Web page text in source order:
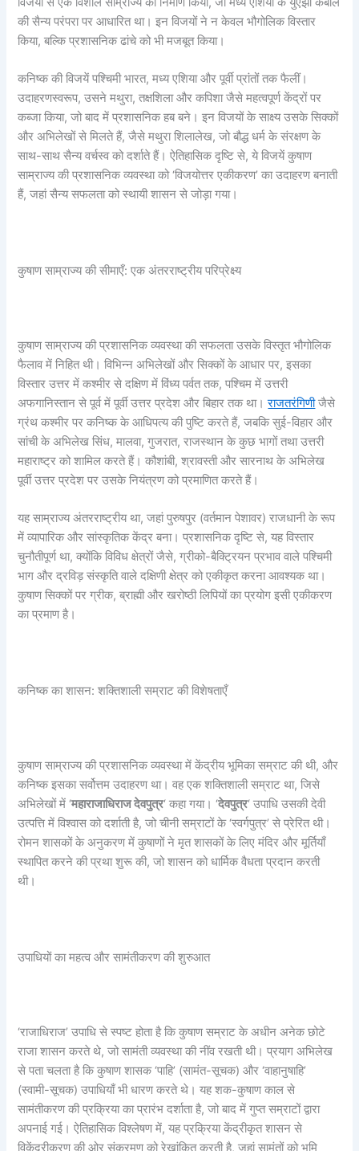
की सैन्य परंपरा पर आधारित था। इन विजयों ने न केवल भौगोलिक विस्तार
किया, बल्कि प्रशासनिक ढांचे को भी मजबूत किया।
कनिष्क की विजयें पश्चिमी भारत, मध्य एशिया और पूर्वी प्रांतों तक फैलीं।
उदाहरणस्वरूप, उसने मथुरा, तक्षशिला और कपिशा जैसे महत्वपूर्ण केंद्रों पर
कब्जा किया, जो बाद में प्रशासनिक हब बने। इन विजयों के साक्ष्य उसके सिक्कों
और अभिलेखों से मिलते हैं, जैसे मथुरा शिलालेख, जो बौद्ध धर्म के संरक्षण के
साथ-साथ सैन्य वर्चस्व को दर्शाते हैं। ऐतिहासिक दृष्टि से, ये विजयें कुषाण
साम्राज्य की प्रशासनिक व्यवस्था को ‘विजयोत्तर एकीकरण’ का उदाहरण बनाती
हैं, जहां सैन्य सफलता को स्थायी शासन से जोड़ा गया।
कुषाण साम्राज्य की सीमाएँ: एक अंतरराष्ट्रीय परिप्रेक्ष्य
कुषाण साम्राज्य की प्रशासनिक व्यवस्था की सफलता उसके विस्तृत भौगोलिक
फैलाव में निहित थी। विभिन्न अभिलेखों और सिक्कों के आधार पर, इसका
विस्तार उत्तर में कश्मीर से दक्षिण में विंध्य पर्वत तक, पश्चिम में उत्तरी
अफगानिस्तान से पूर्व में पूर्वी उत्तर प्रदेश और बिहार तक था।राजतरंगिणीजैसे
ग्रंथ कश्मीर पर कनिष्क के आधिपत्य की पुष्टि करते हैं, जबकि सुई-विहार और
सांची के अभिलेख सिंध, मालवा, गुजरात, राजस्थान के कुछ भागों तथा उत्तरी
महाराष्ट्र को शामिल करते हैं। कौशांबी, श्रावस्ती और सारनाथ के अभिलेख
पूर्वी उत्तर प्रदेश पर उसके नियंत्रण को प्रमाणित करते हैं।
यह साम्राज्य अंतरराष्ट्रीय था, जहां पुरुषपुर (वर्तमान पेशावर) राजधानी के रूप
में व्यापारिक और सांस्कृतिक केंद्र बना। प्रशासनिक दृष्टि से, यह विस्तार
चुनौतीपूर्ण था, क्योंकि विविध क्षेत्रों जैसे, ग्रीको-बैक्ट्रियन प्रभाव वाले पश्चिमी
भाग और द्रविड़ संस्कृति वाले दक्षिणी क्षेत्र को एकीकृत करना आवश्यक था।
कुषाण सिक्कों पर ग्रीक, ब्राह्मी और खरोष्ठी लिपियों का प्रयोग इसी एकीकरण
का प्रमाण है।
कनिष्क का शासन: शक्तिशाली सम्राट की विशेषताएँ
कुषाण साम्राज्य की प्रशासनिक व्यवस्था में केंद्रीय भूमिका सम्राट की थी, और
कनिष्क इसका सर्वोत्तम उदाहरण था। वह एक शक्तिशाली सम्राट था, जिसे
अभिलेखों में ‘महाराजाधिराज देवपुत्र‘ कहा गया। ‘देवपुत्र‘ उपाधि उसकी देवी
उत्पत्ति में विश्वास को दर्शाती है, जो चीनी सम्राटों के ‘स्वर्गपुत्र’ से प्रेरित थी।
रोमन शासकों के अनुकरण में कुषाणों ने मृत शासकों के लिए मंदिर और मूर्तियाँ
स्थापित करने की प्रथा शुरू की, जो शासन को धार्मिक वैधता प्रदान करती
थी।
उपाधियों का महत्व और सामंतीकरण की शुरुआत
‘राजाधिराज’ उपाधि से स्पष्ट होता है कि कुषाण सम्राट के अधीन अनेक छोटे
राजा शासन करते थे, जो सामंती व्यवस्था की नींव रखती थी। प्रयाग अभिलेख
से पता चलता है कि कुषाण शासक ‘पाहि’ (सामंत-सूचक) और ‘वाहानुषाहि’
(स्वामी-सूचक) उपाधियाँ भी धारण करते थे। यह शक-कुषाण काल से
सामंतीकरण की प्रक्रिया का प्रारंभ दर्शाता है, जो बाद में गुप्त सम्राटों द्वारा
अपनाई गई। ऐतिहासिक विश्लेषण में, यह प्रक्रिया केंद्रीकृत शासन से
विकेंद्रीकरण की ओर संक्रमण को रेखांकित करती है, जहां सामंतों को भूमि